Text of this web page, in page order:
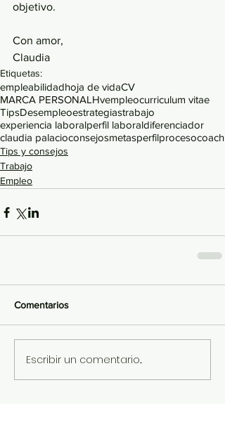
objetivo.
Con amor,
Claudia
Etiquetas:
empleabilidadhoja de vidaCV
MARCA PERSONALHvempleocurriculum vitae
TipsDesempleoestrategiastrabajo
experiencia laboralperfil laboraldiferenciador
claudia palacioconsejosmetasperfilprocesocoach
Tips y consejos
Trabajo
Empleo
Comentarios
Escribir un comentario...